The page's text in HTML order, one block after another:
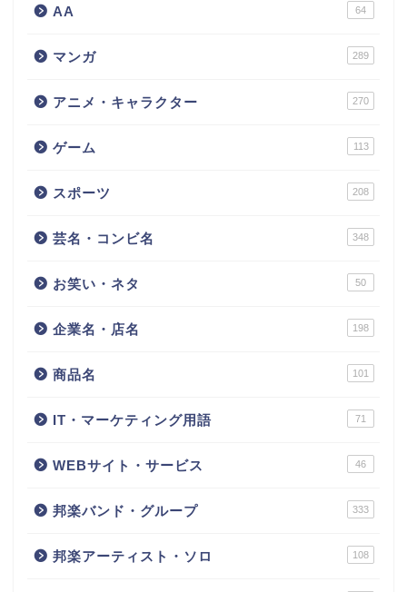
AA 64
マンガ 289
アニメ・キャラクター 270
ゲーム 113
スポーツ 208
芸名・コンビ名 348
お笑い・ネタ 50
企業名・店名 198
商品名 101
IT・マーケティング用語 71
WEBサイト・サービス 46
邦楽バンド・グループ 333
邦楽アーティスト・ソロ 108